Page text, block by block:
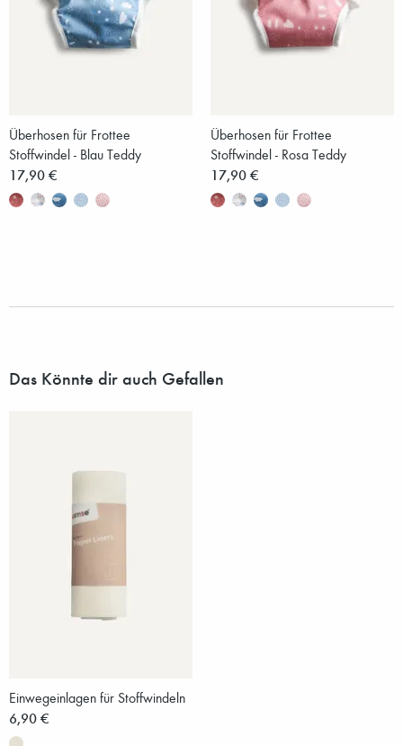
Überhosen für Frottee
Stoffwindel - Blau Teddy
17,90 €
Überhosen für Frottee
Stoffwindel - Rosa Teddy
17,90 €
Das Könnte dir auch Gefallen
Einwegeinlagen für Stoffwindeln
6,90 €